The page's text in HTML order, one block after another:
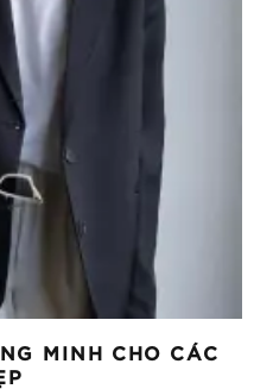
MINH CHO CÁC